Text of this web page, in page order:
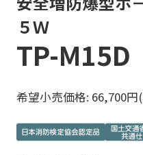
５Ｗ
TP-M15D
希望小売価格: 66,700円